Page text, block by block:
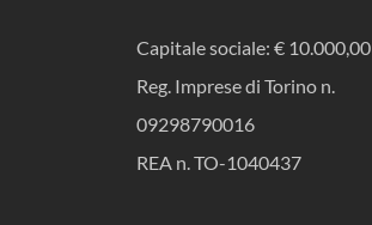
Capitale sociale: € 10.000,00
Reg. Imprese di Torino n.
09298790016
REA n. TO-1040437